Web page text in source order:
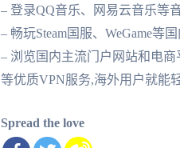
– 登录QQ音乐、网易云音乐等
– 畅玩Steam国服、WeGame等
– 浏览国内主流门户网站和电
等优质VPN服务,海外用户就能
Spread the love